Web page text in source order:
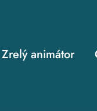
Zrelý animátor